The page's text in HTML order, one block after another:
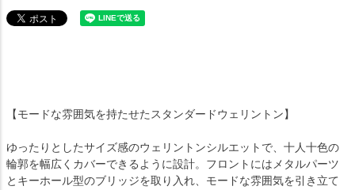
【モードな雰囲気を持たせたスタンダードウェリントン】
ゆったりとしたサイズ感のウェリントンシルエットで、十人十色の
輪郭を幅広くカバーできるように設計。フロントにはメタルパーツ
とキーホール型のブリッジを取り入れ、モードな雰囲気を引き立て